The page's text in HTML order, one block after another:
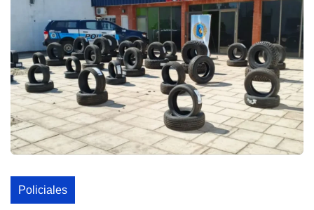
Policiales